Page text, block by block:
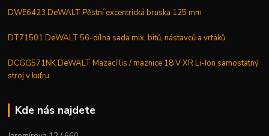
DWE6423 DeWALT Pěstní excentrická bruska 125 mm
DT71501 DeWALT 56-dílná sada mix, bitů, nástavců a vrtáků
DCGG571NK DeWALT Mazací lis / maznice 18 V XR Li-Ion samostatný
stroj v kufru
Kde nás najdete